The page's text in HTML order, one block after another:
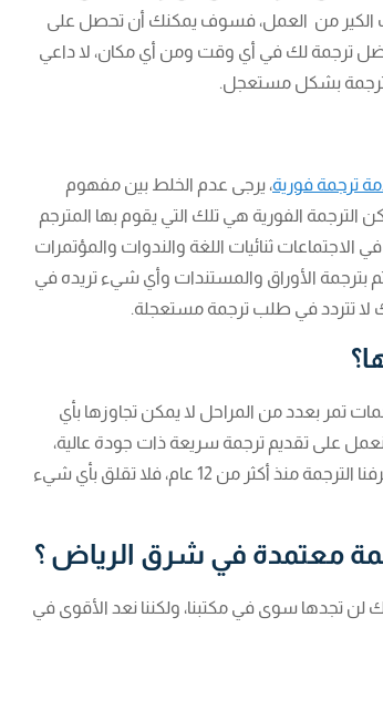
الكير من العمل، فسوف يمكنك أن تحصل على
ترجمة لك في أي وقت ومن أي مكان، لا داعي
بشكل مستعجل.
ترجمة فورية، يرجى عدم الخلط بين مفهوم
الترجمة الفورية هي تلك التي يقوم بها المترجم
ثنائيات اللغة والندوات والمؤتمرات
بترجمة الأوراق والمستندات وأي شيء تريده في
لا تتردد في طلب ترجمة مستعجلة.
تمر بعدد من المراحل لا يمكن تجاوزها بأي
على تقديم ترجمة سريعة ذات جودة عالية،
من يستطيع أن يقدم لك ذلك هم المحترفون، ونحن احترفنا الترجمة منذ أكثر من 12 عام، فلا تقلق بأي شيء
معتمدة في شرق الرياض ؟
لن تجدها سوى في مكتبنا، ولكننا نعد الأقوى في